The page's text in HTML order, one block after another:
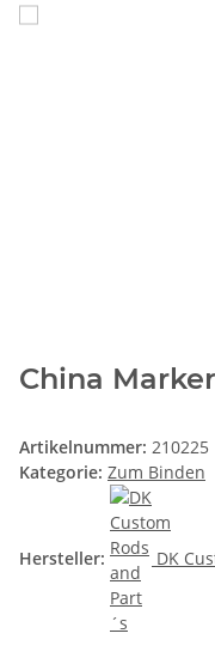
China
Artikelnummer: 210225
Kategorie: Zum Binden
Hersteller: DK